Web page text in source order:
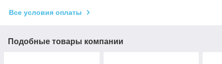
Все условия оплаты
Подобные товары компании